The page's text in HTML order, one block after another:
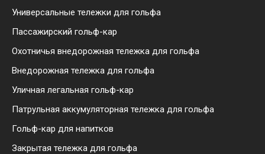
Универсальные тележки для гольфа
Пассажирский гольф-кар
Охотничья внедорожная тележка для гольфа
Внедорожная тележка для гольфа
Уличная легальная гольф-кар
Патрульная аккумуляторная тележка для гольфа
Гольф-кар для напитков
Закрытая тележка для гольфа